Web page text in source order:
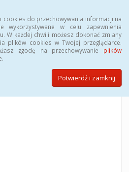
cookies do przechowywania informacji na
wykorzystywane w celu zapewnienia
W każdej chwili możesz dokonać zmiany
plików cookies w Twojej przeglądarce.
zgodę na przechowywanie plików
Potwierdź i zamknij
PUBLICZNEJ
w Gostyninie